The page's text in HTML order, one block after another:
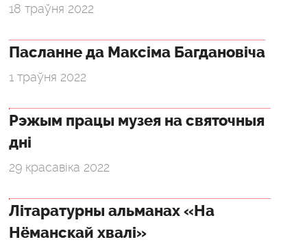
18 траўня 2022
Пасланне да Максіма Багдановіча
1 траўня 2022
Рэжым працы музея на святочныя
дні
29 красавіка 2022
Літаратурны альманах «На
Нёманскай хвалі»